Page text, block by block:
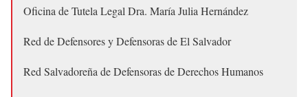
Oficina de Tutela Legal Dra. María Julia Hernández
Red de Defensores y Defensoras de El Salvador
Red Salvadoreña de Defensoras de Derechos Humanos